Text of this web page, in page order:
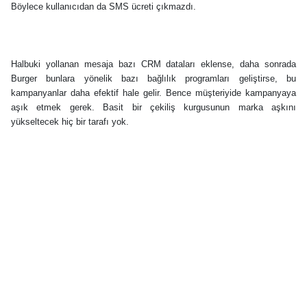
Böylece kullanıcıdan da SMS ücreti çıkmazdı.
Halbuki yollanan mesaja bazı CRM dataları eklense, daha sonrada
Burger bunlara yönelik bazı bağlılık programları geliştirse, bu
kampanyanlar daha efektif hale gelir. Bence müşteriyide kampanyaya
aşık etmek gerek. Basit bir çekiliş kurgusunun marka aşkını
yükseltecek hiç bir tarafı yok.